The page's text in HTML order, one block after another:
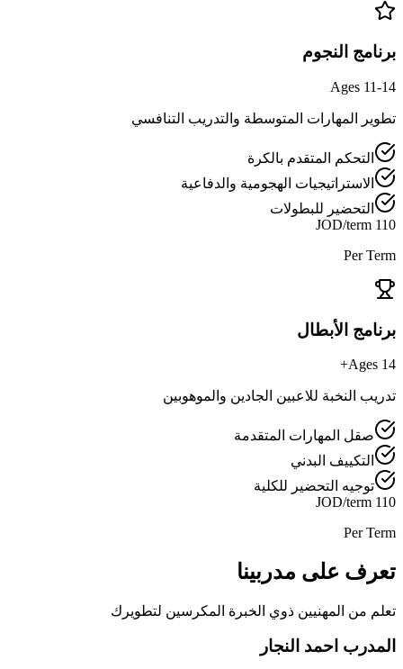
برنامج النجوم
Ages 11-14
تطوير المهارات المتوسطة والتدريب التنافسي
التحكم المتقدم بالكرة
الاستراتيجيات الهجومية والدفاعية
التحضير للبطولات
110 JOD/term
Per Term
برنامج الأبطال
Ages 14+
تدريب النخبة للاعبين الجادين والموهوبين
صقل المهارات المتقدمة
التكييف البدني
توجيه التحضير للكلية
110 JOD/term
Per Term
تعرف على مدربينا
تعلم من المهنيين ذوي الخبرة المكرسين لتطويرك
المدرب احمد النجار